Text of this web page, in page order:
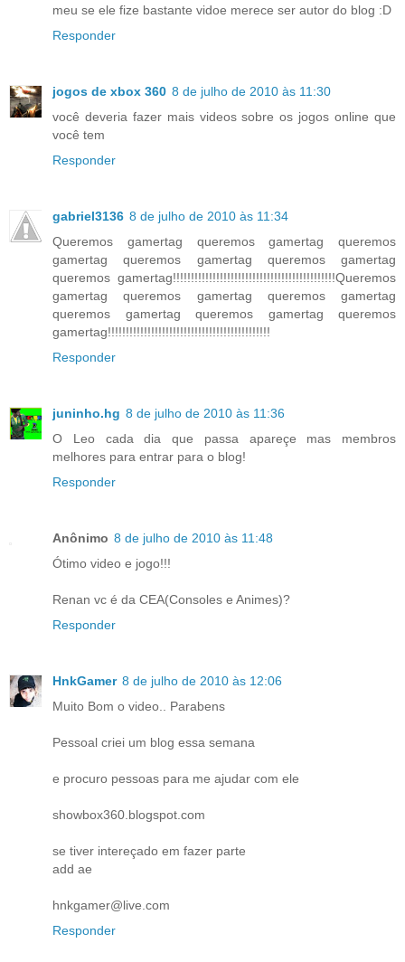
meu se ele fize bastante vidoe merece ser autor do blog :D
Responder
jogos de xbox 360 8 de julho de 2010 às 11:30
você deveria fazer mais videos sobre os jogos online que
você tem
Responder
gabriel3136 8 de julho de 2010 às 11:34
Queremos gamertag queremos gamertag queremos
gamertag queremos gamertag queremos gamertag
queremos gamertag!!!!!!!!!!!!!!!!!!!!!!!!!!!!!!!!!!!!!!!!!!!!!Queremos
gamertag queremos gamertag queremos gamertag
queremos gamertag queremos gamertag queremos
gamertag!!!!!!!!!!!!!!!!!!!!!!!!!!!!!!!!!!!!!!!!!!!!!
Responder
juninho.hg 8 de julho de 2010 às 11:36
O Leo cada dia que passa apareçe mas membros
melhores para entrar para o blog!
Responder
Anônimo 8 de julho de 2010 às 11:48
Ótimo video e jogo!!!
Renan vc é da CEA(Consoles e Animes)?
Responder
HnkGamer 8 de julho de 2010 às 12:06
Muito Bom o video.. Parabens
Pessoal criei um blog essa semana
e procuro pessoas para me ajudar com ele
showbox360.blogspot.com
se tiver intereçado em fazer parte
add ae
hnkgamer@live.com
Responder